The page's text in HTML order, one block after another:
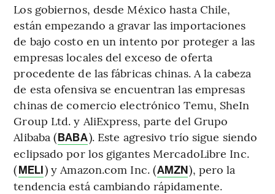
Los gobiernos, desde México hasta Chile,
están empezando a gravar las importaciones
de bajo costo en un intento por proteger a las
empresas locales del exceso de oferta
procedente de las fábricas chinas. A la cabeza
de esta ofensiva se encuentran las empresas
chinas de comercio electrónico Temu, SheIn
Group Ltd. y AliExpress, parte del Grupo
Alibaba (BABA). Este agresivo trío sigue siendo
eclipsado por los gigantes MercadoLibre Inc.
(MELI) y Amazon.com Inc. (AMZN), pero la
tendencia está cambiando rápidamente.